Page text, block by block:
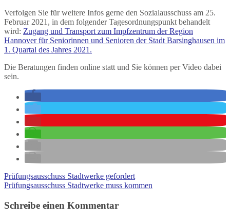
Verfolgen Sie für weitere Infos gerne den Sozialausschuss am 25.
Februar 2021, in dem folgender Tagesordnungspunkt behandelt
wird: Zugang und Transport zum Impfzentrum der Region
Hannover für Seniorinnen und Senioren der Stadt Barsinghausen im
1. Quartal des Jahres 2021.
Die Beratungen finden online statt und Sie können per Video dabei
sein.
Prüfungsausschuss Stadtwerke gefordert
Prüfungsausschuss Stadtwerke muss kommen
Schreibe einen Kommentar